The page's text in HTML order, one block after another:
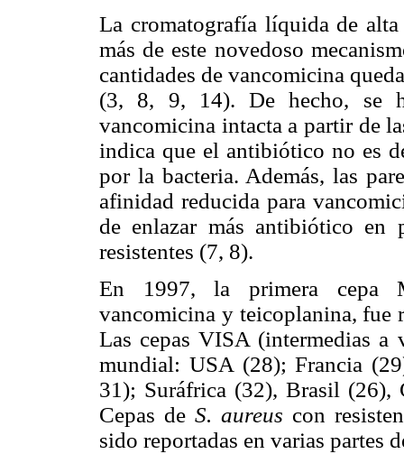
La cromatografía líquida de
más de este novedoso
cantidades de vancomicina
(3, 8, 9, 14). De hecho, se
vancomicina intacta a partir de
indica que el antibiótico no es
por la bacteria. Además, las
afinidad reducida para
de enlazar más antibiótico en
resistentes (7, 8).
En 1997, la primera cepa
vancomicina y teicoplanina, fue
Las cepas VISA (intermedias a
mundial: USA (28); Francia
31); Suráfrica (32), Brasil (26),
Cepas de S. aureus con
sido reportadas en varias partes